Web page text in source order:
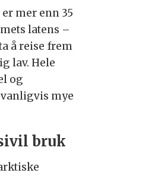
mer enn 35
latens –
å reise frem
lav. Hele
og
mye
bruk